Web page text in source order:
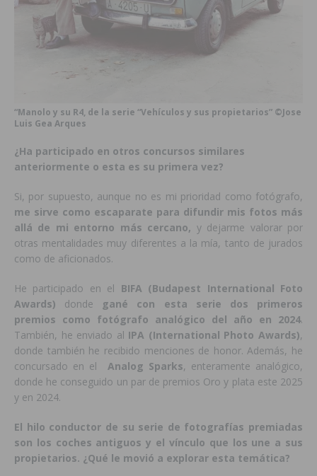
“Manolo y su R4, de la serie “Vehículos y sus propietarios” ©Jose
Luis Gea Arques
¿Ha participado en otros concursos similares
anteriormente o esta es su primera vez?
Si, por supuesto, aunque no es mi prioridad como fotógrafo,
me sirve como escaparate para difundir mis fotos más
allá de mi entorno más cercano, y dejarme valorar por
otras mentalidades muy diferentes a la mía, tanto de jurados
como de aficionados.
He participado en el BIFA (Budapest International Foto
Awards) donde gané con esta serie dos primeros
premios como fotógrafo analógico del año en 2024.
También, he enviado al IPA (International Photo Awards),
donde también he recibido menciones de honor. Además, he
concursado en el
Analog Sparks, enteramente analógico,
donde he conseguido un par de premios Oro y plata este 2025
y en 2024.
El hilo conductor de su serie de fotografías premiadas
son los coches antiguos y el vínculo que los une a sus
propietarios. ¿Qué le movió a explorar esta temática?